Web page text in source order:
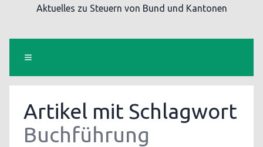
Aktuelles zu Steuern von Bund und Kantonen
Artikel mit Schlagwort
Buchführung